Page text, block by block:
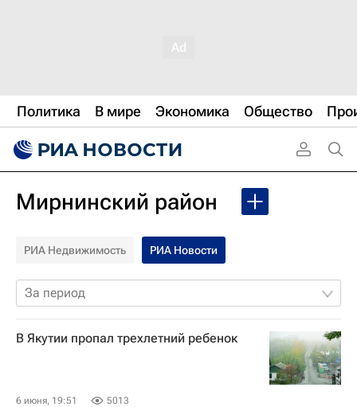
Политика В мире Экономика Общество
Мирнинский район
РИА Недвижимость РИА Новости
За период
В Якутии пропал трехлетний ребенок
6 июня, 19:51 5013